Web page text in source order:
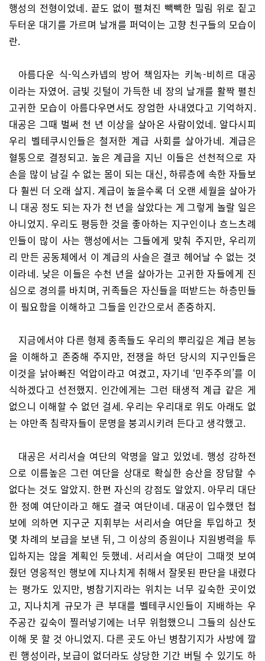
행성의 전형이었네. 끝도 없이 펼쳐진 빽빽한 밀림 위로 짙고
두터운 대기를 가르며 날개를 퍼덕이는 고향 친구들의 모습이
란.
아름다운 식-익스카넵의 방어 책임자는 키녹-비히르 대공
이라는 자였어. 금빛 깃털이 가득한 네 장의 날개를 활짝 펼친
고귀한 모습이 아름다우면서도 장엄한 사내였다고 기억하지.
대공은 그때 벌써 천 년 이상을 살아온 사람이었네. 알다시피
우리 벨테쿠시인들은 철저한 계급 사회를 살아가네. 계급은
혈통으로 결정되고. 높은 계급을 지닌 이들은 선천적으로 자
손을 많이 남길 수 없는 몸이 되는 대신, 하류층에 속한 자들보
다 훨씬 더 오래 살지. 계급이 높을수록 더 오랜 세월을 살아가
니 대공 정도 되는 자가 천 년을 살았다는 게 그렇게 놀랄 일은
아니었지. 우리도 평등한 것을 좋아하는 지구인이나 흐느츠례
인들이 많이 사는 행성에서는 그들에게 맞춰 주지만, 우리끼
리 만든 공동체에서 이 계급의 사슬은 결코 헤어날 수 없는 것
이라네. 낮은 이들은 수천 년을 살아가는 고귀한 자들에게 진
심으로 경의를 바치며, 귀족들은 자신들을 떠받드는 하층민들
이 필요함을 이해하고 그들을 인간으로서 존중하지.
지금에서야 다른 형제 종족들도 우리의 뿌리깊은 계급 본능
을 이해하고 존중해 주지만, 전쟁을 하던 당시의 지구인들은
이것을 낡아빠진 억압이라고 여겼고, 자기네 ‘민주주의’를 이
식하겠다고 선전했지. 인간에게는 그런 태생적 계급 같은 게
없으니 이해할 수 없던 걸세. 우리는 우리대로 위도 아래도 없
는 야만족 침략자들이 문명을 붕괴시키려 든다고 생각했고.
대공은 서리서슬 여단의 악명을 알고 있었네. 행성 강하전
으로 이름높은 그런 여단을 상대로 확실한 승산을 장담할 수
없다는 것도 알았지. 한편 자신의 강점도 알았지. 아무리 대단
한 정예 여단이라고 해도 결국 여단이네. 대공이 입수했던 첩
보에 의하면 지구군 지휘부는 서리서슬 여단을 투입하고 첫
몇 차례의 보급을 보낸 뒤, 그 이상의 증원이나 지원병력을 투
입하지는 않을 계획인 듯했네. 서리서슬 여단이 그때껏 보여
줬던 영웅적인 행보에 지나치게 취해서 잘못된 판단을 내렸다
는 평가도 있지만, 병참기지라는 위치는 너무 깊숙한 곳이었
고, 지나치게 규모가 큰 부대를 벨테쿠시인들이 지배하는 우
주공간 깊숙이 찔러넣기에는 너무 위험했으니 그들의 심산도
이해 못 할 것 아니었지. 다른 곳도 아닌 병참기지가 사방에 깔
린 행성이라, 보급이 없더라도 상당한 기간 버틸 수 있기도 하